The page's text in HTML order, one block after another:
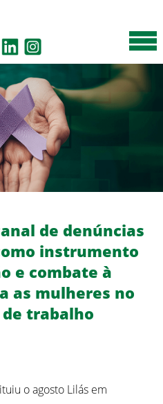
de denúncias
instrumento
e combate à
as mulheres no
trabalho
o agosto Lilás em